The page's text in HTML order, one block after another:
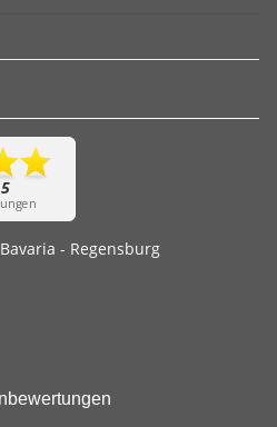
- Regensburg